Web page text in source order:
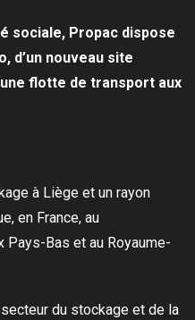
sociale, Propac dispose
d’un nouveau site
flotte de transport aux
à Liège et un rayon
en France, au
Pays-Bas et au Royaume-
du stockage et de la